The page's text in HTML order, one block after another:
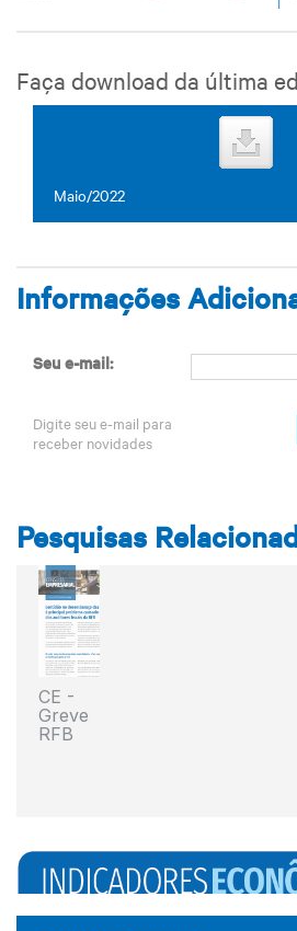
Faça download da última
Maio/2022
Informações
Seu e-mail:
Digite seu e-mail para
receber novidades
Pesquisas
CE -
Greve
RFB